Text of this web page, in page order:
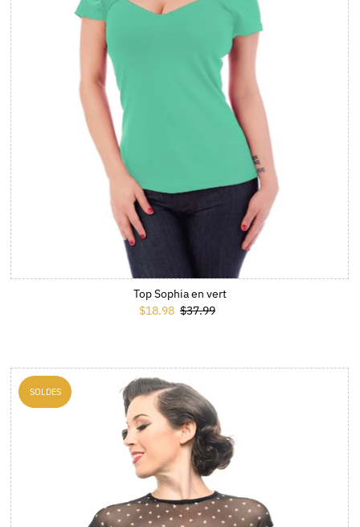
Top Sophia en vert
Prix soldé
$18.98 Prix ordinaire
$37.99
SOLDES